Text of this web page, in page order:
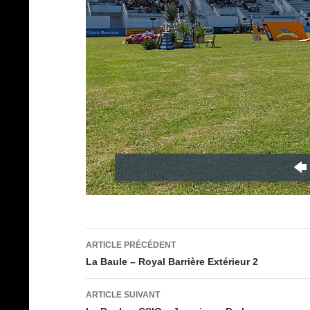
Navigation
des
articles
ARTICLE PRÉCÉDENT
La Baule – Royal Barrière Extérieur 2
ARTICLE SUIVANT